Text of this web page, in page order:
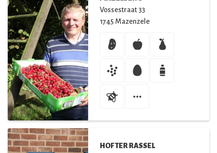
Vossestraat 33
1745 Mazenzele
HOF TER RASSEL